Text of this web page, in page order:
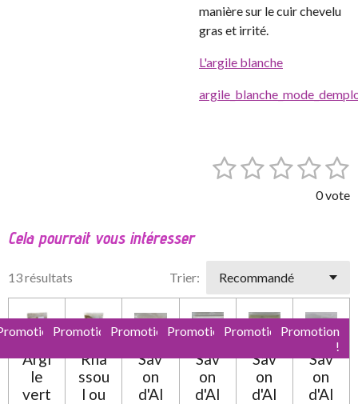
manière sur le cuir chevelu
gras et irrité.
L'argile blanche
u
t
i
o
n
:
1
l
e
2
i
l
e
s
3
i
l
e
s
4
l
e
s
5
é
i
l
e
s
v
é
0 vote
Cela pourrait vous intéresser
13 résultats Trier:
Argi
le
vert
Promotion
Rha
ssou
l ou
Promotion
Sav
on
d'Al
Promotion
Sav
on
d'Al
Promotion
Sav
on
d'Al
Promotion
!
Sav
on
d'Al